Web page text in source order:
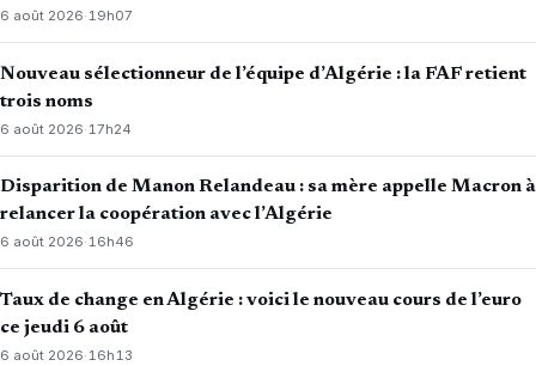
6 août 2026·19h07
Nouveau sélectionneur de l’équipe d’Algérie : la FAF retient
trois noms
6 août 2026· 17h24
Disparition de Manon Relandeau : sa mère appelle Macron à
relancer la coopération avec l’Algérie
6 août 2026·16h46
Taux de change en Algérie : voici le nouveau cours de l’euro
ce jeudi 6 août
6 août 2026· 16h13